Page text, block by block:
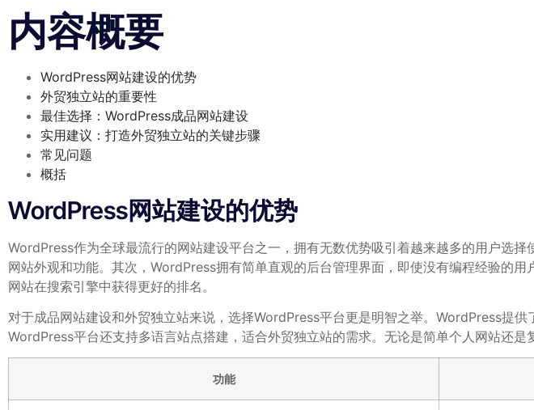
内容概要
WordPress网站建设的优势
外贸独立站的重要性
最佳选择：WordPress成品网站建设
实用建议：打造外贸独立站的关键步骤
常见问题
概括
WordPress网站建设的优势
WordPress作为全球最流行的网站建设平台之一，拥有无数优势吸引着越来越多的用户选
网站外观和功能。其次，WordPress拥有简单直观的后台管理界面，即使没有编程经验的
网站在搜索引擎中获得更好的排名。
对于成品网站建设和外贸独立站来说，选择WordPress平台更是明智之举。WordPress提
WordPress平台还支持多语言站点搭建，适合外贸独立站的需求。无论是简单个人网站还是
功能